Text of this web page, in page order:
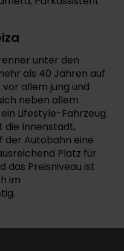
unter den
als 40 Jahren auf
allem jung und
neben allem
Lifestyle-Fahrzeug.
die Innenstadt,
der Autobahn eine
Platz für
das Preisniveau ist
im